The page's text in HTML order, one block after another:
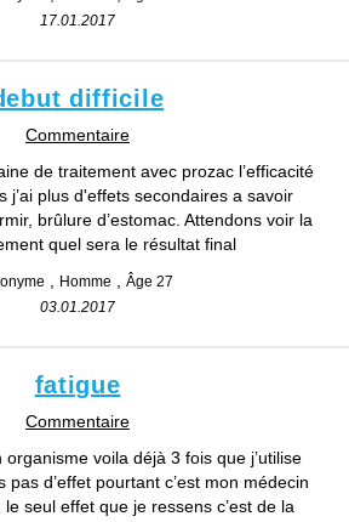
17.01.2017
difficile
Commentaire
de traitement avec prozac l’efficacité
j’ai plus d'effets secondaires a savoir
brûlure d’estomac. Attendons voir la
quel sera le résultat final
Homme
Âge 27
03.01.2017
fatigue
Commentaire
organisme voila déjà 3 fois que j’utilise
pas d’effet pourtant c’est mon médecin
le seul effet que je ressens c’est de la